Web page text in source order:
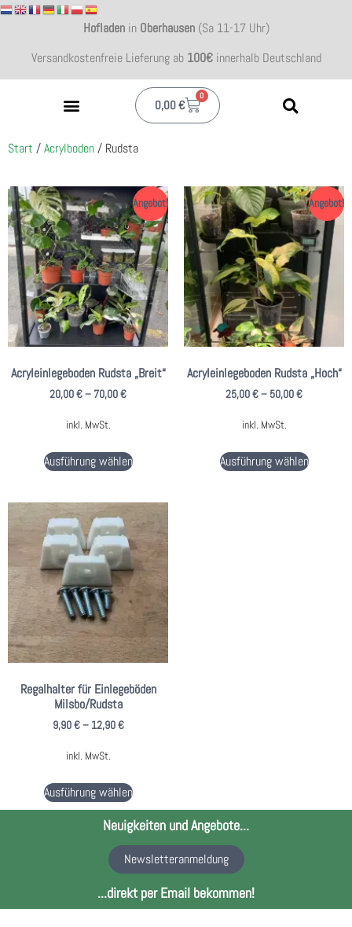
Hofladenin Oberhausen(Sa 11-17 Uhr)
Versandkostenfreie Lieferung ab 100€innerhalb Deutschland
0,00€
0
Start /Acrylboden/ Rudsta
Angebot!
Acryleinlegeboden Rudsta „Breit“
20,00€– 70,00€
inkl. MwSt.
Ausführung wählen
Angebot!
Acryleinlegeboden Rudsta „Hoch“
25,00€– 50,00€
inkl. MwSt.
Ausführung wählen
Regalhalter für Einlegeböden
Milsbo/Rudsta
9,90€– 12,90€
inkl. MwSt.
Ausführung wählen
Neuigkeiten und Angebote...
Newsletteranmeldung
...direkt per Email bekommen!